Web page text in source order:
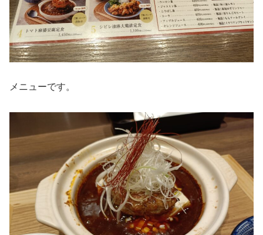
メニューです。